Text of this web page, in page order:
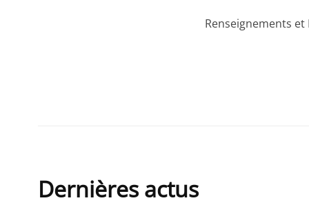
Renseignements
Dernières actus